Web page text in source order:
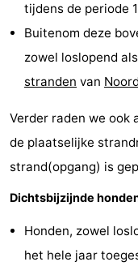
Spar
Noordduinen
Duinresort
Dunimar
Noordwijkse
du
Soleil
minutes
Strand
Zien
&
tijdens de periode
Buitenom deze
zowel loslopend
stranden van
Verder raden we ook
de plaatselijke
strand(opgang) is
Dichtsbijzijnde
Honden, zowel
het hele jaar